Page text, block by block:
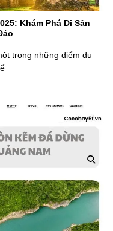
Khám Phá Di Sản
trong những điểm du